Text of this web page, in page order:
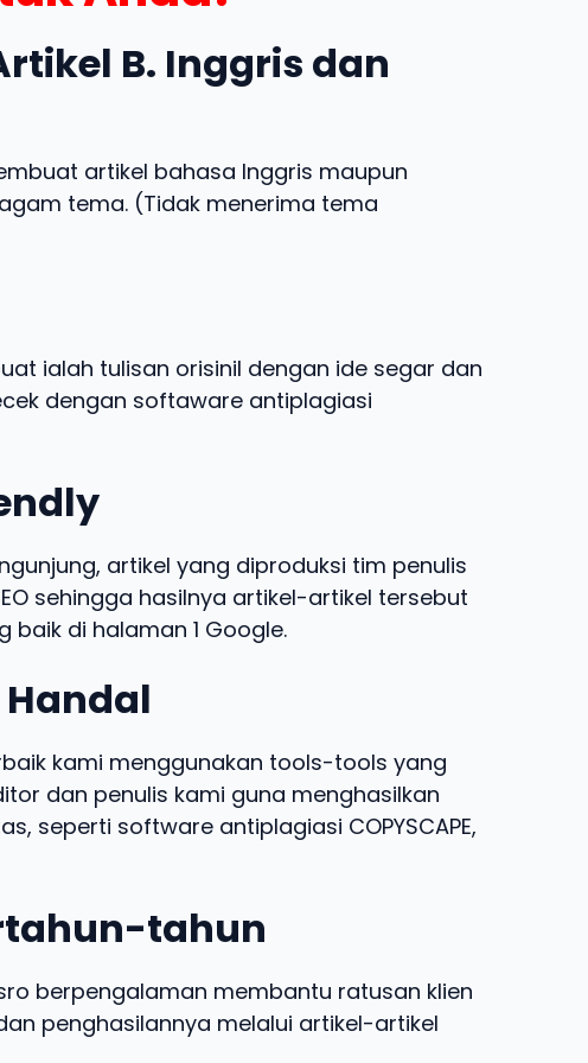
B. Inggris dan
artikel bahasa Inggris maupun
tema. (Tidak menerima tema
ialah tulisan orisinil dengan ide segar dan
dengan softaware antiplagiasi
artikel yang diproduksi tim penulis
sehingga hasilnya artikel-artikel tersebut
baik di halaman 1 Google.
kami menggunakan tools-tools yang
dan penulis kami guna menghasilkan
seperti software antiplagiasi COPYSCAPE,
tahun
berpengalaman membantu ratusan klien
penghasilannya melalui artikel-artikel